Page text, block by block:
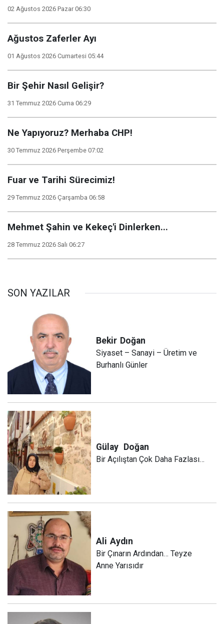
02 Ağustos 2026 Pazar 06:30
Ağustos Zaferler Ayı
01 Ağustos 2026 Cumartesi 05:44
Bir Şehir Nasıl Gelişir?
31 Temmuz 2026 Cuma 06:29
Ne Yapıyoruz? Merhaba CHP!
30 Temmuz 2026 Perşembe 07:02
Fuar ve Tarihi Sürecimiz!
29 Temmuz 2026 Çarşamba 06:58
Mehmet Şahin ve Kekeç'i Dinlerken...
28 Temmuz 2026 Salı 06:27
SON YAZILAR
Bekir Doğan
Siyaset – Sanayi – Üretim ve
Burhanlı Günler
Gülay Doğan
Bir Açılıştan Çok Daha Fazlası…
Ali Aydın
Bir Çınarın Ardından… Teyze
Anne Yarısıdır